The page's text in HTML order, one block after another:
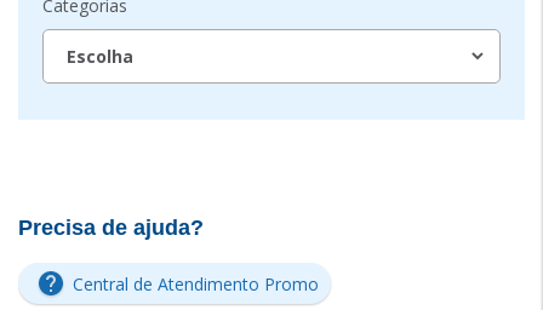
Categorias
Precisa de ajuda?
Central de Atendimento Promo